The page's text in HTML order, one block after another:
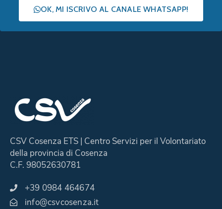
OK, MI ISCRIVO AL CANALE WHATSAPP!
CSV Cosenza ETS | Centro Servizi per il Volontariato
della provincia di Cosenza
C.F. 98052630781
+39 0984 464674
info@csvcosenza.it